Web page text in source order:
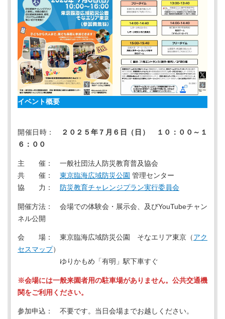
イベント概要
開催日時：
２０２５年７月６日（日） １０：００～１
６：００
主 催： 一般社団法人防災教育普及協会
共 催： 東京臨海広域防災公園 管理センター
協 力：
防災教育チャレンジプラン実行委員会
開催方法： 会場での体験会・展示会、及びYouTubeチャン
ネル公開
会 場： 東京臨海広域防災公園 そなエリア東京（ アク
セスマップ）
ゆりかもめ「有明」駅下車すぐ
※会場には一般来園者用の駐車場がありません。公共交通機
関をご利用ください。
参加申込： 不要です。当日会場までお越しください。